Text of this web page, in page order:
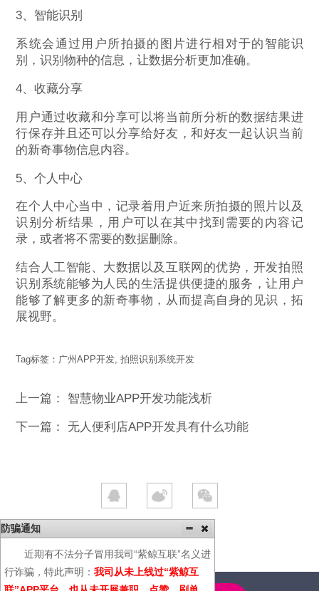
3、智能识别
系统会通过用户所拍摄的图片进行相对于的智能识
别，识别物种的信息，让数据分析更加准确。
4、收藏分享
用户通过收藏和分享可以将当前所分析的数据结果进
行保存并且还可以分享给好友，和好友一起认识当前
的新奇事物信息内容。
5、个人中心
在个人中心当中，记录着用户近来所拍摄的照片以及
识别分析结果，用户可以在其中找到需要的内容记
录，或者将不需要的数据删除。
结合人工智能、大数据以及互联网的优势，开发拍照
识别系统能够为人民的生活提供便捷的服务，让用户
能够了解更多的新奇事物，从而提高自身的见识，拓
展视野。
Tag标签： 广州APP开发,拍照识别系统开发
上一篇： 智慧物业APP开发功能浅析
下一篇： 无人便利店APP开发具有什么功能
防骗通知
近期有不法分子冒用我司“紫鲸互联”名义进
行诈骗，特此声明： 我司从未上线过“紫鲸互